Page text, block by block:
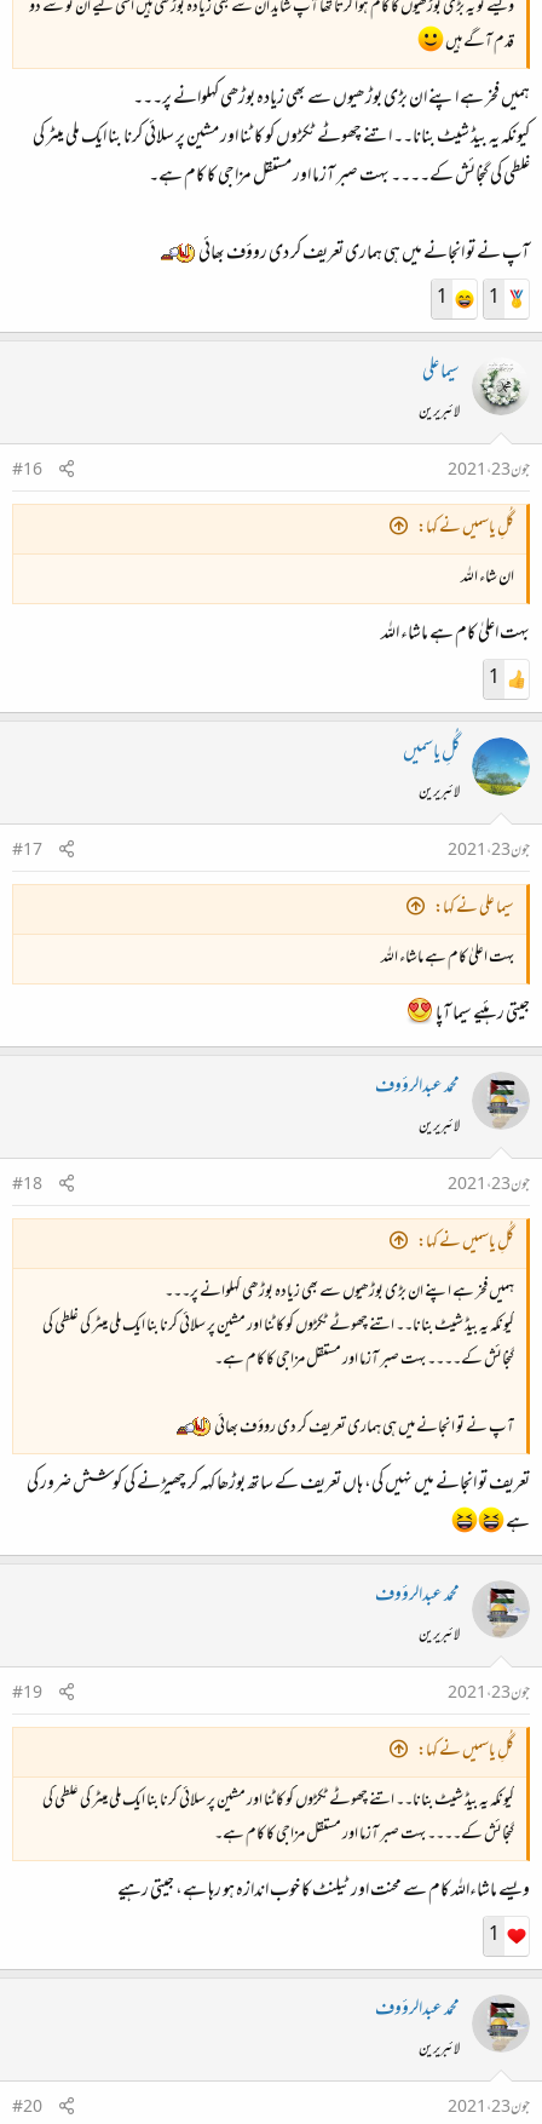
ویسے تو یہ بڑی بوڑھیوں کا کام ہوا کرتا تھا آپ شاید ان سے بھی زیادہ بوڑھی ہیں اسی لیے ان تو سے دو
قدم آگے ہیں
ہمیں فخر ہے اپنے ان بڑی بوڑھیوں سے بھی زیادہ بوڑھی کہلوانے پر۔۔۔
کیونکہ یہ بیڈ شیٹ بنانا۔۔ اتنے چھوٹے ٹکڑوں کو کاٹنا اور مشین پر سلائی کرنا بنا ایک ملی میٹر کی
غلطی کی گنجائش کے۔۔۔۔ بہت صبر آزما اور مستقل مزاجی کا کام ہے۔
آپ نے تو انجانے میں ہی ہماری تعریف کر دی روؤف بھائی
1
1
سیما علی
لائبریرین
جون 23، 2021
#16
گُلِ یاسمیں نے کہا:
ان شاء اللہ
بہت اعلیٰ کام ہے ماشاء اللہ
1
گُلِ یاسمیں
لائبریرین
جون 23، 2021
#17
سیما علی نے کہا:
بہت اعلیٰ کام ہے ماشاء اللہ
جیتی رہئیے سیما آپا
محمد عبدالرؤوف
لائبریرین
جون 23، 2021
#18
گُلِ یاسمیں نے کہا:
ہمیں فخر ہے اپنے ان بڑی بوڑھیوں سے بھی زیادہ بوڑھی کہلوانے پر۔۔۔
کیونکہ یہ بیڈ شیٹ بنانا۔۔ اتنے چھوٹے ٹکڑوں کو کاٹنا اور مشین پر سلائی کرنا بنا ایک ملی میٹر کی غلطی کی
گنجائش کے۔۔۔۔ بہت صبر آزما اور مستقل مزاجی کا کام ہے۔
آپ نے تو انجانے میں ہی ہماری تعریف کر دی روؤف بھائی
تعریف تو انجانے میں نہیں کی، ہاں تعریف کے ساتھ بوڑھا کہہ کر چھیڑنے کی کوشش ضرور کی
ہے
محمد عبدالرؤوف
لائبریرین
جون 23، 2021
#19
گُلِ یاسمیں نے کہا:
کیونکہ یہ بیڈ شیٹ بنانا۔۔ اتنے چھوٹے ٹکڑوں کو کاٹنا اور مشین پر سلائی کرنا بنا ایک ملی میٹر کی غلطی کی
گنجائش کے۔۔۔۔ بہت صبر آزما اور مستقل مزاجی کا کام ہے۔
ویسے ماشاءاللہ کام سے محنت اور ٹیلنٹ کا خوب اندازہ ہو رہا ہے، جیتی رہیے
1
محمد عبدالرؤوف
لائبریرین
جون 23، 2021
#20